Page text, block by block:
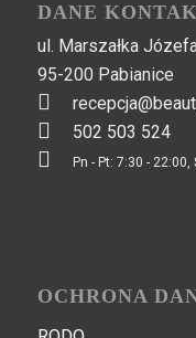
DANE
ul. Marszałka
95-200 Pabianice
502 503 524
Pn - Pt: 7:30 -
OCHRONA